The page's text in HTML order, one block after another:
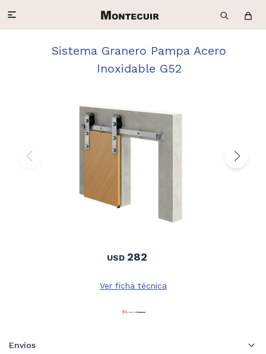

Sistema Granero Pampa Acero
Inoxidable G52
USD 282
Ver ficha técnica
Envíos